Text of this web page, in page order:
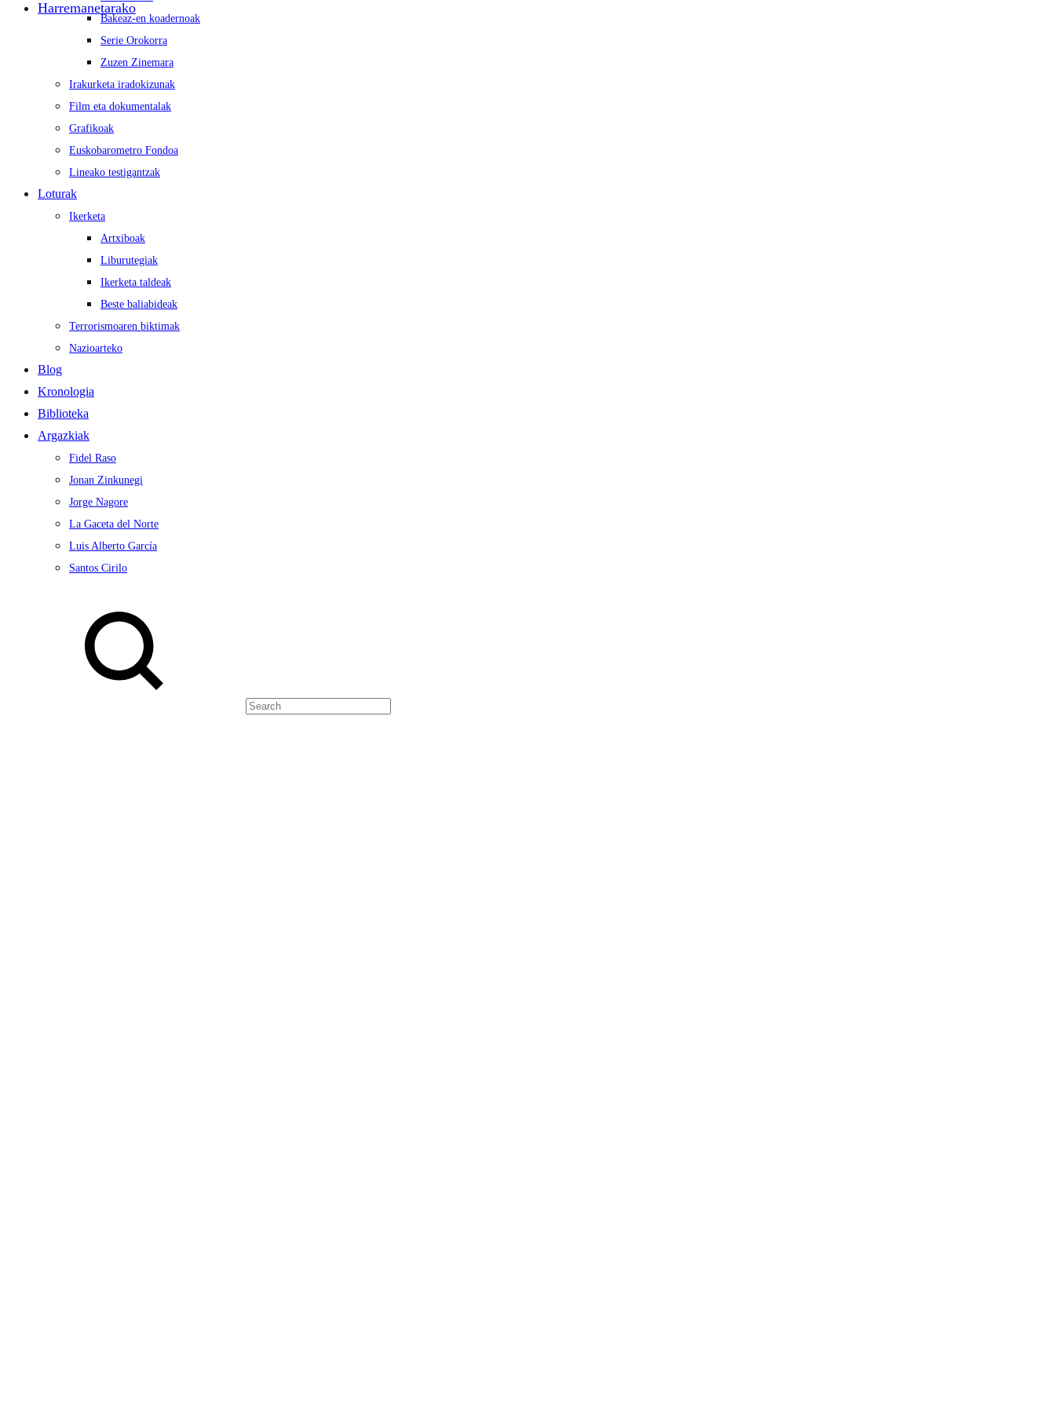
Harremanetarako
Bakeaz-en koadernoak
Serie Orokorra
Zuzen Zinemara
Irakurketa iradokizunak
Film eta dokumentalak
Grafikoak
Euskobarometro Fondoa
Lineako testigantzak
Loturak
Ikerketa
Artxiboak
Liburutegiak
Ikerketa taldeak
Beste baliabideak
Terrorismoaren biktimak
Nazioarteko
Blog
Kronologia
Biblioteka
Argazkiak
Fidel Raso
Jonan Zinkunegi
Jorge Nagore
La Gaceta del Norte
Luis Alberto García
Santos Cirilo